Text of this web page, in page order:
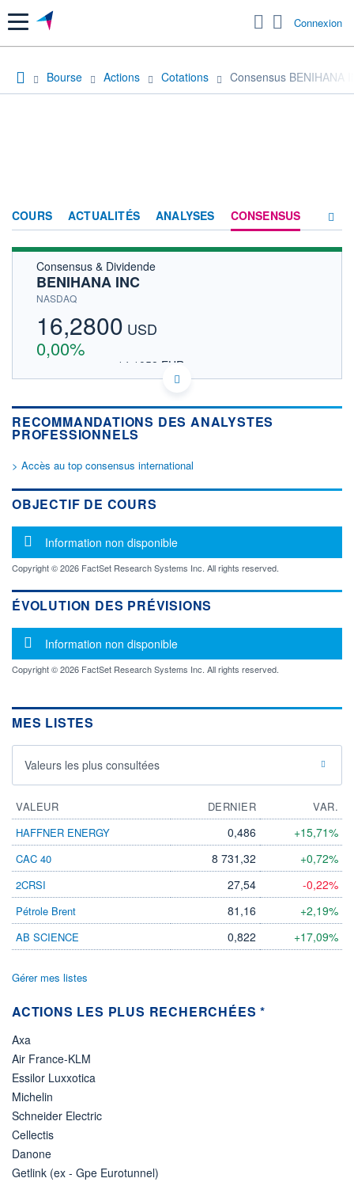
Menu Connexion
Bourse Actions Cotations Consensus BENIHANA
COURS ACTUALITÉS ANALYSES CONSENSUS
Consensus & Dividende
BENIHANA INC
NASDAQ
16,2800 USD
0,00%
14,1058 EUR
DONNÉES TEMPS DIFFÉRÉ
Politique d'exécution
Cotation sur les autres places
OUVERTURE CLÔTURE VEILLE
0,0000
0
VALORISATION
LIMITE À LA
BAISSE
0,0000
LIMITE À LA
HAUSSE
0,0000
RENDEMENT
ESTIMÉ 2026
- -
21.08.12 / 22:00:00
Non éligible
Boursobank
RECOMMANDATIONS DES ANALYSTES
PROFESSIONNELS
> Accès au top consensus international
OBJECTIF DE COURS
Message d'information
Information non disponible
Copyright © 2026 FactSet Research Systems Inc. All rights reserved.
ÉVOLUTION DES PRÉVISIONS
Message d'information
Information non disponible
Copyright © 2026 FactSet Research Systems Inc. All rights reserved.
MES LISTES
Valeurs les plus consultées
VALEUR DERNIER
VAR.
HAFFNER ENERGY
0,486 +15,71%
CAC 40 8 731,32 +0,72%
2CRSI 27,54 -0,22%
Pétrole Brent 81,16 +2,19%
AB SCIENCE 0,822 +17,09%
Gérer mes listes
ACTIONS LES PLUS RECHERCHÉES *
Axa
Air France-KLM
Essilor Luxxotica
Michelin
Schneider Electric
Cellectis
Danone
Getlink (ex - Gpe Eurotunnel)